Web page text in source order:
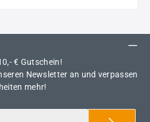
€ Gutschein!
Newsletter an und verpassen
mehr!